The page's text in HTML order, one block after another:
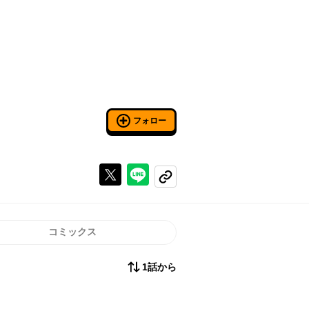
フォロー
Xで投稿するラインでシェアする
コピーする
コミックス
1話から